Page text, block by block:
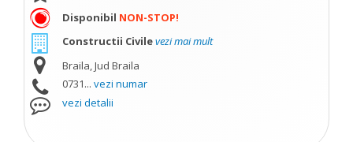
Disponibil NON-STOP!
Constructii Civilevezi mai mult
Braila, Jud Braila
0731... vezi numar
vezi detalii